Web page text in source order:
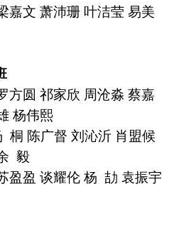
嘉文 萧沛珊 叶洁莹 易美
方圆 祁家欣 周沧淼 蔡嘉
杨伟熙
桐 陈广督 刘沁沂 肖盟候
毅
盈盈 谈耀伦 杨 劼 袁振宇